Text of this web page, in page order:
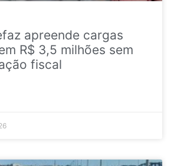
apreende cargas
R$ 3,5 milhões sem
fiscal